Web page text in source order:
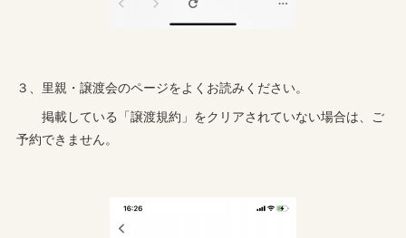
３、里親・譲渡会のページをよくお読みください。
掲載している「譲渡規約」をクリアされていない場合は、ご
予約できません。